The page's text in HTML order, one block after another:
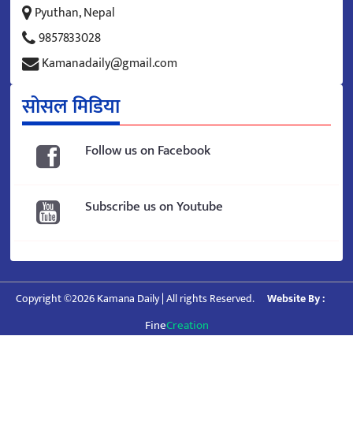
Pyuthan, Nepal
9857833028
Kamanadaily@gmail.com
सोसल मिडिया
Follow us on Facebook
Subscribe us on Youtube
Copyright ©2026 Kamana Daily | All rights Reserved. Website By :
FineCreation